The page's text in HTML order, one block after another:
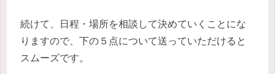
続けて、日程・場所を相談して決めていくことにな
りますので、下の５点について送っていただけると
スムーズです。